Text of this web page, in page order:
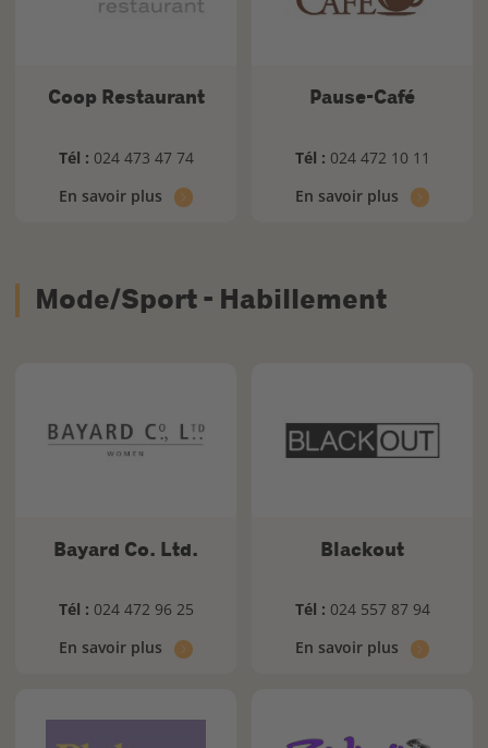
Coop Restaurant
Tél : 024 473 47 74
En savoir plus
Pause-Café
Tél : 024 472 10 11
En savoir plus
Mode/Sport - Habillement
Bayard Co. Ltd.
Tél : 024 472 96 25
En savoir plus
Blackout
Tél : 024 557 87 94
En savoir plus